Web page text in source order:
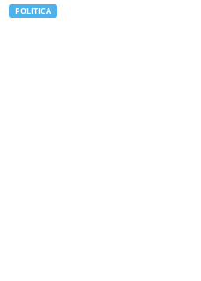
POLITICA